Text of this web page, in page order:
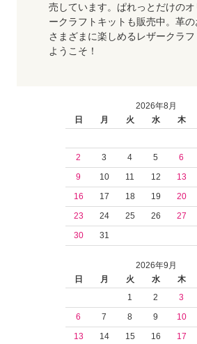
売しています。ぱれっとだけの
ークラフトキットも販売中。革
さまざまに楽しめるレザークラフ
ようこそ！
2026年8月
日
月 火 水 木
2
3 4 5 6
9
10 11 12 13
16
17 18 19 20
23
24 25 26 27
30
31
2026年9月
日
月 火 水 木
1
2 3
6
7 8 9 10
13
14 15 16 17